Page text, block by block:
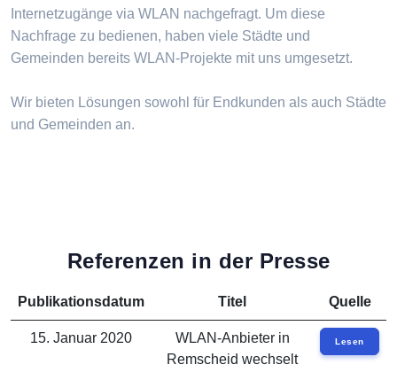
Internetzugänge via WLAN nachgefragt. Um diese
Nachfrage zu bedienen, haben viele Städte und
Gemeinden bereits WLAN-Projekte mit uns umgesetzt.
Wir bieten Lösungen sowohl für Endkunden als auch Städte
und Gemeinden an.
Referenzen in der Presse
Publikationsdatum Titel Quelle
15. Januar 2020
WLAN-Anbieter in
Remscheid wechselt
Lesen